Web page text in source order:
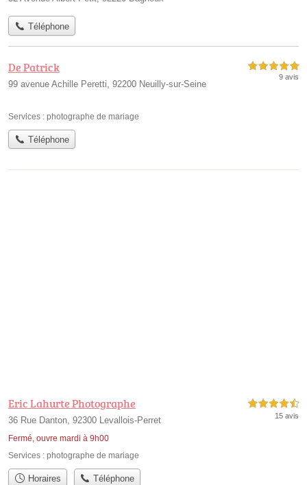
Téléphone
De Patrick
99 avenue Achille Peretti, 92200 Neuilly-sur-Seine
5,0 étoiles sur 5
9 avis
Services : photographe de mariage
Téléphone
Eric Lahurte Photographe
36 Rue Danton, 92300 Levallois-Perret
Fermé, ouvre mardi à 9h00
4,5 étoiles sur 5
15 avis
Services : photographe de mariage
Horaires Téléphone